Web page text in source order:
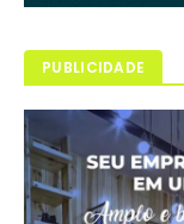
PUBLICIDADE